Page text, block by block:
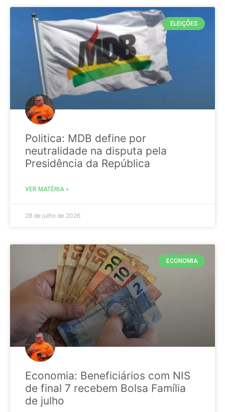
ELEIÇÕES
Politica: MDB define por
neutralidade na disputa pela
Presidência da República
VER MATÉRIA »
28 de julho de 2026
ECONOMIA
Economia: Beneficiários com NIS
de final 7 recebem Bolsa Família
de julho